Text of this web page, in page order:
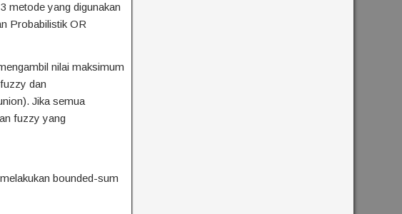
metode yang digunakan
Probabilistik OR
nilai maksimum
dan
Jika semua
fuzzy yang
bounded-sum